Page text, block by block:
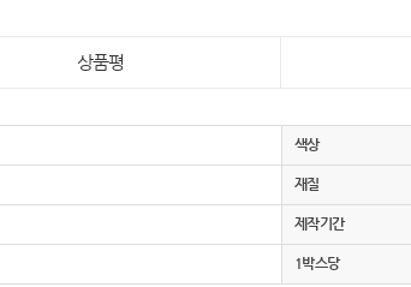
상품평
색상
재질
제작기간
1박스당